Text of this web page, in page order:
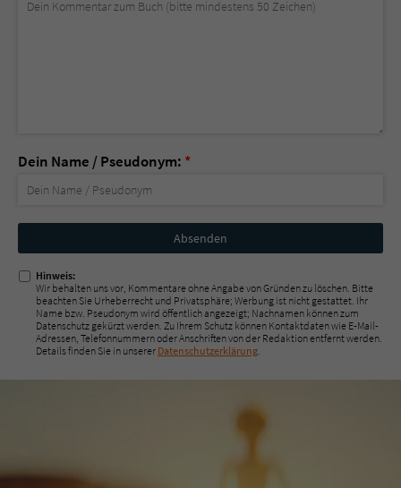
Dein Name / Pseudonym: *
Nicht
ausfüllen!
Hinweis:
Wir behalten uns vor, Kommentare ohne Angabe von Gründen zu löschen. Bitte
beachten Sie Urheberrecht und Privatsphäre; Werbung ist nicht gestattet. Ihr
Name bzw. Pseudonym wird öffentlich angezeigt; Nachnamen können zum
Datenschutz gekürzt werden. Zu Ihrem Schutz können Kontaktdaten wie E-Mail-
Adressen, Telefonnummern oder Anschriften von der Redaktion entfernt werden.
Details finden Sie in unserer Datenschutzerklärung